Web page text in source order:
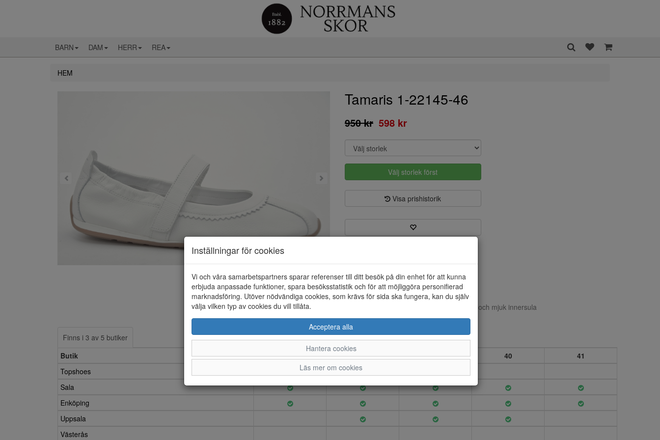
BARN DAM HERR REA
HEM
Tamaris 1-22145-46
950 kr 598 kr
Välj storlek först
Visa prishistorik
Material: Skinn
Färg: Vit
Ballerina sko i skinn med kardborrelåsning och mjuk innersula
Finns i 3 av 5 butiker
Butik
37 38 39 40
41
Topshoes
Sala
Enköping
Uppsala
Västerås
Inställningar för cookies
Vi och våra samarbetspartners sparar referenser till ditt besök på din enhet för att kunna
erbjuda anpassade funktioner, spara besöksstatistik och för att möjliggöra personifierad
marknadsföring. Utöver nödvändiga cookies, som krävs för sida ska fungera, kan du själv
välja vilken typ av cookies du vill tillåta.
Acceptera alla
Hantera cookies
Läs mer om cookies